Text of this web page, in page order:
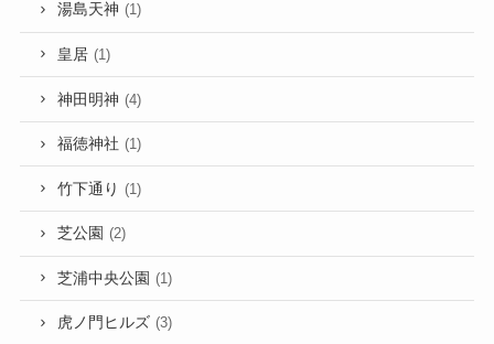
湯島天神 (1)
皇居 (1)
神田明神 (4)
福徳神社 (1)
竹下通り (1)
芝公園 (2)
芝浦中央公園 (1)
虎ノ門ヒルズ (3)